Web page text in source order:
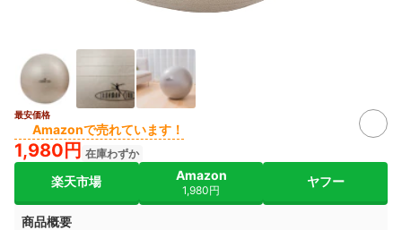
最安価格
Amazonで売れています！
1,980円 在庫わずか
楽天市場 Amazon
1,980円
ヤフー
商品概要